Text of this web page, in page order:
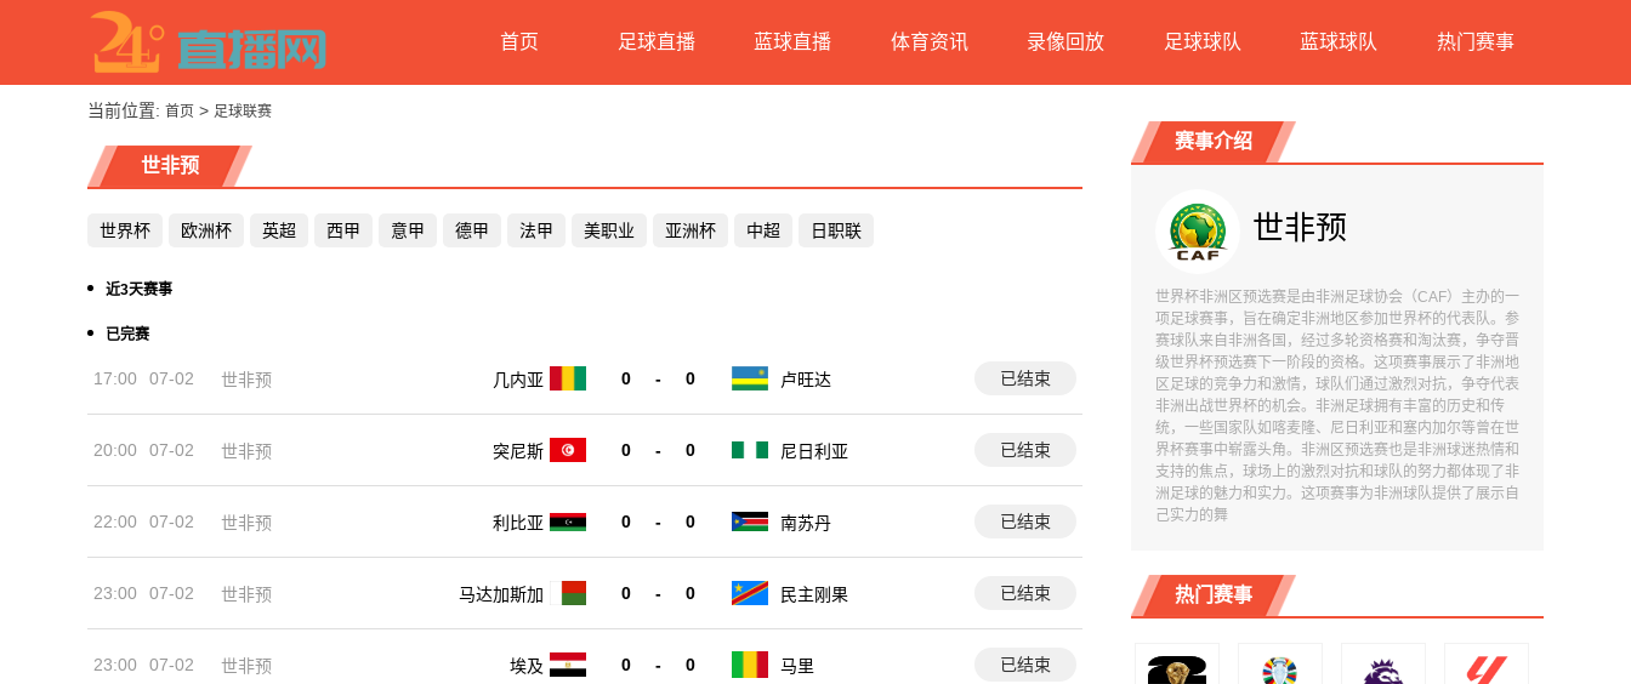
首页 足球直播 蓝球直播 体育资讯 录像回放 足球球队 蓝球球队 热门赛事
当前位置: 首页 > 足球联赛
世非预
世界杯 欧洲杯 英超 西甲 意甲 德甲 法甲 美职业 亚洲杯 中超 日职联
近3天赛事
已完赛
17:00 07-02 世非预 几内亚 0 - 0 卢旺达 已结束
20:00 07-02 世非预 突尼斯 0 - 0 尼日利亚 已结束
22:00 07-02 世非预 利比亚 0 - 0 南苏丹 已结束
23:00 07-02 世非预 马达加斯加 0 - 0 民主刚果 已结束
23:00 07-02 世非预 埃及 0 - 0 马里 已结束
赛事介绍
世非预
世界杯非洲区预选赛是由非洲足球协会（CAF）主办的一
项足球赛事，旨在确定非洲地区参加世界杯的代表队。参
赛球队来自非洲各国，经过多轮资格赛和淘汰赛，争夺晋
级世界杯预选赛下一阶段的资格。这项赛事展示了非洲地
区足球的竞争力和激情，球队们通过激烈对抗，争夺代表
非洲出战世界杯的机会。非洲足球拥有丰富的历史和传
统，一些国家队如喀麦隆、尼日利亚和塞内加尔等曾在世
界杯赛事中崭露头角。非洲区预选赛也是非洲球迷热情和
支持的焦点，球场上的激烈对抗和球队的努力都体现了非
洲足球的魅力和实力。这项赛事为非洲球队提供了展示自
己实力的舞
热门赛事